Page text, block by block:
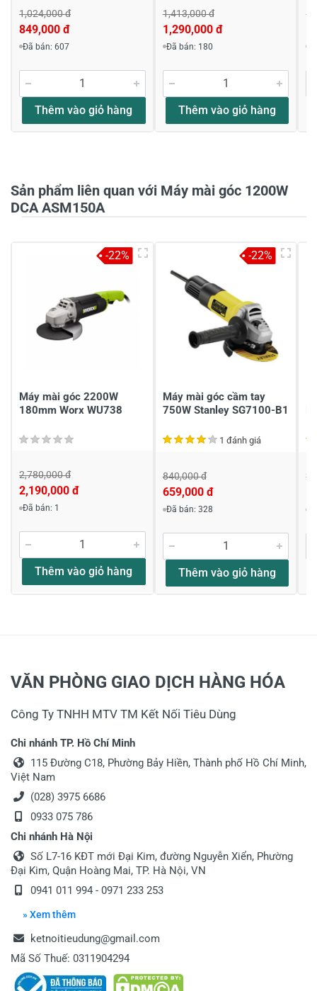
Viết nhận xét về sản phẩm
Đánh giá sao
Tiêu đề của nhận xét *
Viết nhận xét của bạn vào bên dưới
Gửi nhận xét
1,024,000 đ
849,000 đ
Đã bán: 607
Thêm vào giỏ hàng
1,413,000 đ
1,290,000 đ
Đã bán: 180
Thêm vào giỏ hàng
Sản phẩm liên quan với Máy mài góc 1200W
DCA ASM150A
Máy mài góc 2200W
180mm Worx WU738
2,780,000 đ
2,190,000 đ
Đã bán: 1
Thêm vào giỏ hàng
-22%
Máy mài góc cầm tay
750W Stanley SG7100-B1
1 đánh giá
840,000 đ
659,000 đ
Đã bán: 328
Thêm vào giỏ hàng
-22%
VĂN PHÒNG GIAO DỊCH HÀNG HÓA
Công Ty TNHH MTV TM Kết Nối Tiêu Dùng
Chi nhánh TP. Hồ Chí Minh
115 Đường C18, Phường Bảy Hiền, Thành phố Hồ Chí Minh,
Việt Nam
(028) 3975 6686
0933 075 786
Chi nhánh Hà Nội
Số L7-16 KĐT mới Đại Kim, đường Nguyễn Xiển, Phường
Đại Kim, Quận Hoàng Mai, TP. Hà Nội, VN
0941 011 994 - 0971 233 253
» Xem thêm
ketnoitieudung@gmail.com
Mã Số Thuế: 0311904294